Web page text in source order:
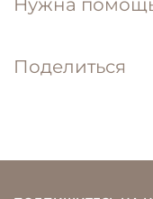
Нужна
Поделиться